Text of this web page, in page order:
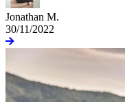
Jonathan M.
30/11/2022